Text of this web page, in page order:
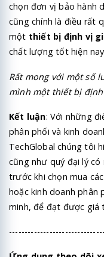
chọn đơn vị bảo hành
cũng chính là điều rất
một thiết bị định vị
chất lượng tốt hiện
Rất mong với một số
mình một thiết bị
Kết luận: Với những
phân phối và kinh
TechGlobal chúng tôi
cũng như quý đại lý
trước khi chọn mua
hoặc kinh doanh phân
minh, để đạt được giá